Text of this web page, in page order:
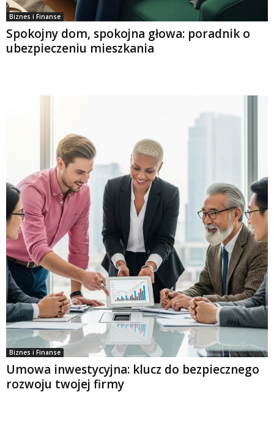
Biznes i Finanse
Spokojny dom, spokojna głowa: poradnik o
ubezpieczeniu mieszkania
Biznes i Finanse
Umowa inwestycyjna: klucz do bezpiecznego
rozwoju twojej firmy